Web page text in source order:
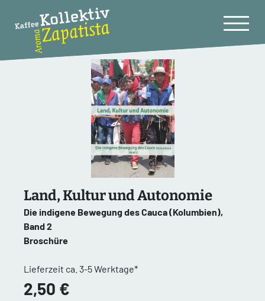
Land, Kultur und Autonomie
Die indigene Bewegung des Cauca (Kolumbien),
Band 2
Broschüre
Lieferzeit ca. 3-5 Werktage*
2,50 €